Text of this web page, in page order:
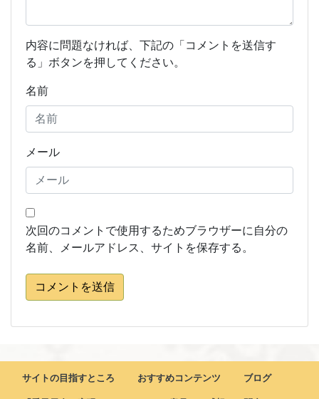
内容に問題なければ、下記の「コメントを送信す
る」ボタンを押してください。
名前
メール
次回のコメントで使用するためブラウザーに自分の
名前、メールアドレス、サイトを保存する。
コメントを送信
サイトの目指すところ おすすめコンテンツ ブログ